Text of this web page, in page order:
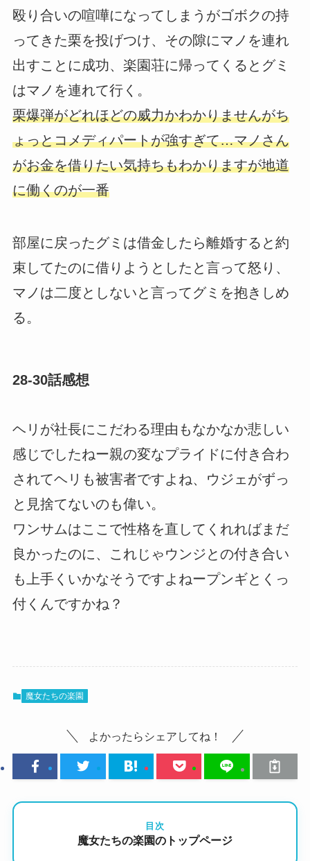
殴り合いの喧嘩になってしまうがゴボクの持
ってきた栗を投げつけ、その隙にマノを連れ
出すことに成功、楽園荘に帰ってくるとグミ
はマノを連れて行く。
栗爆弾がどれほどの威力かわかりませんがち
ょっとコメディパートが強すぎて…マノさん
がお金を借りたい気持ちもわかりますが地道
に働くのが一番
部屋に戻ったグミは借金したら離婚すると約
束してたのに借りようとしたと言って怒り、
マノは二度としないと言ってグミを抱きしめ
る。
28-30話感想
ヘリが社長にこだわる理由もなかなか悲しい
感じでしたねー親の変なプライドに付き合わ
されてヘリも被害者ですよね、ウジェがずっ
と見捨てないのも偉い。
ワンサムはここで性格を直してくれればまだ
良かったのに、これじゃウンジとの付き合い
も上手くいかなそうですよねープンギとくっ
付くんですかね？
魔女たちの楽園
よかったらシェアしてね！
目次
魔女たちの楽園のトップページ